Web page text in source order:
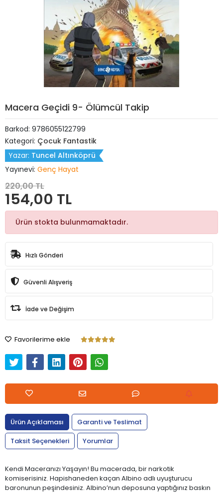
Macera Geçidi 9- Ölümcül Takip
Barkod: 9786055122799
Kategori: Çocuk Fantastik
Yazar: Tuncel Altınköprü
Yayınevi: Genç Hayat
220,00 TL
154,00 TL
Ürün stokta bulunmamaktadır.
Hızlı Gönderi
Güvenli Alışveriş
İade ve Değişim
Favorilerime ekle
Ürün Açıklaması
Garanti ve Teslimat
Taksit Seçenekleri
Yorumlar
Kendi Maceranızı Yaşayın! Bu macerada, bir narkotik
komiserisiniz. Hapishaneden kaçan Albino adlı uyuşturucu
baronunun peşindesiniz. Albino’nun deposuna yaptığınız baskın